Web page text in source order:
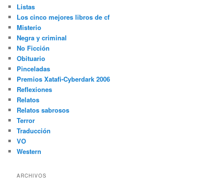
Listas
Los cinco mejores libros de cf
Misterio
Negra y criminal
No Ficción
Obituario
Pinceladas
Premios Xatafi-Cyberdark 2006
Reflexiones
Relatos
Relatos sabrosos
Terror
Traducción
VO
Western
ARCHIVOS